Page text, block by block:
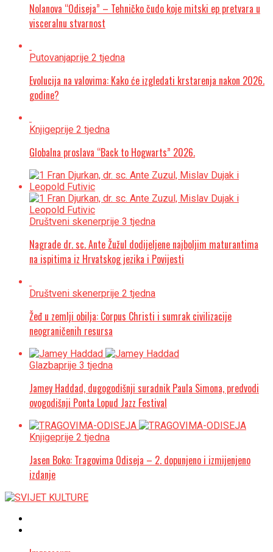
Nolanova “Odiseja” – Tehničko čudo koje mitski ep pretvara u
visceralnu stvarnost
Putovanjaprije 2 tjedna
Evolucija na valovima: Kako će izgledati krstarenja nakon 2026.
godine?
Knjigeprije 2 tjedna
Globalna proslava “Back to Hogwarts” 2026.
Društveni skenerprije 3 tjedna
Nagrade dr. sc. Ante Žužul dodijeljene najboljim maturantima
na ispitima iz Hrvatskog jezika i Povijesti
Društveni skenerprije 2 tjedna
Žeđ u zemlji obilja: Corpus Christi i sumrak civilizacije
neograničenih resursa
Glazbaprije 3 tjedna
Jamey Haddad, dugogodišnji suradnik Paula Simona, predvodi
ovogodišnji Ponta Lopud Jazz Festival
Knjigeprije 2 tjedna
Jasen Boko: Tragovima Odiseja – 2. dopunjeno i izmijenjeno
izdanje